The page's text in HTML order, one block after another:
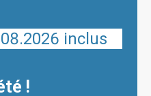
inclus
!